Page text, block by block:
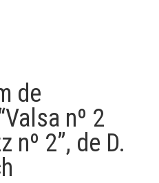
de
nº 2
nº 2”, de D.